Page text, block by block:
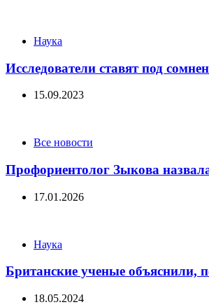
Categories
Наука
Исследователи ставят под
15.09.2023
CategoriesВсе новости
Профориентолог Зыкова
17.01.2026
Categories
Наука
Британские ученые объяснили,
18.05.2024